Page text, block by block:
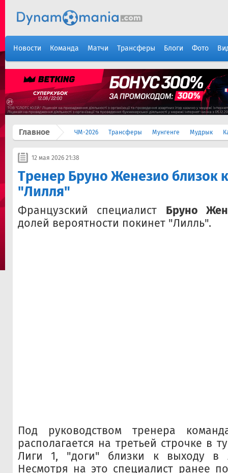
Новости Команда Матчи Трансферы Блоги Фото
Главное ЧМ-2026 Трансферы Мунгенге Мудрык
12 мая 2026 21:38
Тренер Бруно Женезио близок
"Лилля"
Французский специалист Бруно
долей вероятности покинет "Лилль".
Под руководством тренера
располагается на третьей строчке в
Лиги 1, "доги" близки к выходу в
Несмотря на это специалист ранее